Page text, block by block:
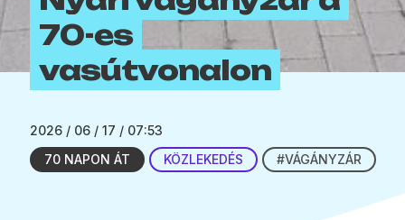
70-es
vasútvonalon
2026 / 06 / 17 / 07:53
70 NAPON ÁT
KÖZLEKEDÉS #VÁGÁNYZÁR